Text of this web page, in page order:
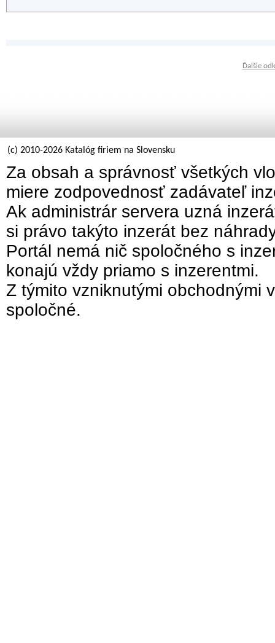
Ďalšie
(c) 2010-2026 Katalóg firiem na Slovensku
Za obsah a správnosť všetkých
miere zodpovednosť zadávateľ
Ak administrár servera uzná
si právo takýto inzerát bez
Portál nemá nič spoločného s
konajú vždy priamo s inzerentmi.
Z týmito vzniknutými obchodnými
spoločné.